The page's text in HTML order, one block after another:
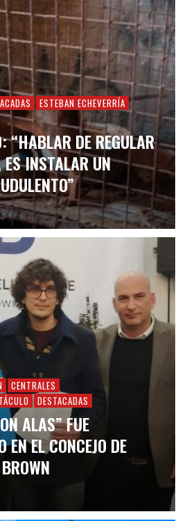
ESTEBAN ECHEVERRÍA
“HABLAR DE REGULAR
INSTALAR UN
CENTRALES
DESTACADAS
ALAS” FUE
EN EL CONCEJO DE